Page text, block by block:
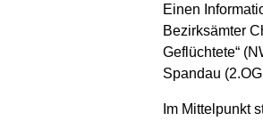
Einen
Bezirksämter
Geflüchtete“
Spandau
Im Mittelpunkt